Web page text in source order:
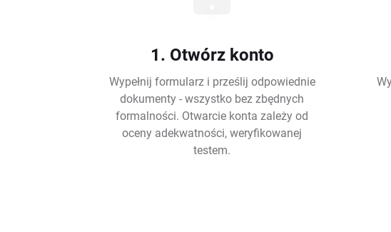
1. Otwórz konto
Wypełnij formularz i prześlij odpowiednie
dokumenty - wszystko bez zbędnych
formalności. Otwarcie konta zależy od
oceny adekwatności, weryfikowanej
testem.